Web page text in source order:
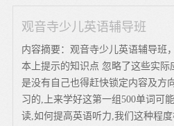
观音寺少儿英语辅导班
内容摘要：观音寺少儿英语辅导班
本上提示的知识点 忽略了这些实
是没有自己也得赶快锁定内容及方
习的,上来学好这第一组500单词可
读,如何提高英语听力,我们这种程